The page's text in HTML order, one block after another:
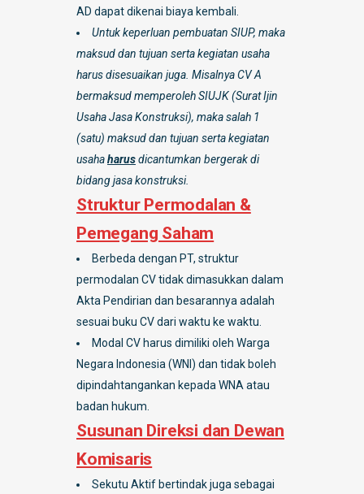
AD dapat dikenai biaya kembali.
Untuk keperluan pembuatan SIUP, maka
maksud dan tujuan serta kegiatan usaha
harus disesuaikan juga. Misalnya CV A
bermaksud memperoleh SIUJK (Surat Ijin
Usaha Jasa Konstruksi), maka salah 1
(satu) maksud dan tujuan serta kegiatan
usahaharusdicantumkan bergerak di
bidang jasa konstruksi.
Struktur Permodalan &
Pemegang Saham
Berbeda dengan PT, struktur
permodalan CV tidak dimasukkan dalam
Akta Pendirian dan besarannya adalah
sesuai buku CV dari waktu ke waktu.
Modal CV harus dimiliki oleh Warga
Negara Indonesia (WNI) dan tidak boleh
dipindahtangankan kepada WNA atau
badan hukum.
Susunan Direksi dan Dewan
Komisaris
Sekutu Aktif bertindak juga sebagai